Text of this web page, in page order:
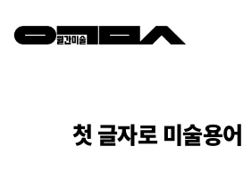
첫 글자로 미술용